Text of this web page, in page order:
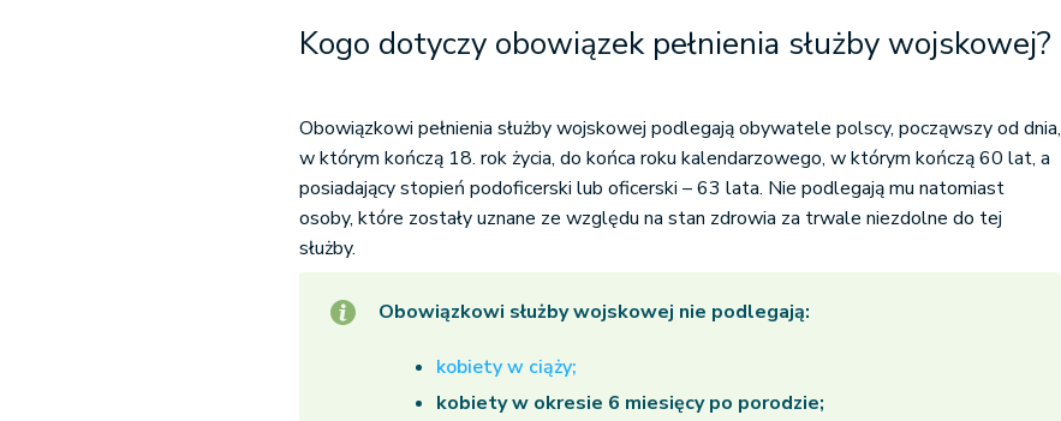
Kogo dotyczy obowiązek pełnienia służby wojskowej?
Obowiązkowi pełnienia służby wojskowej podlegają obywatele polscy, począwszy od dnia,
w którym kończą 18. rok życia, do końca roku kalendarzowego, w którym kończą 60 lat, a
posiadający stopień podoficerski lub oficerski – 63 lata. Nie podlegają mu natomiast
osoby, które zostały uznane ze względu na stan zdrowia za trwale niezdolne do tej
służby.
Obowiązkowi służby wojskowej nie podlegają:
kobiety w ciąży;
kobiety w okresie 6 miesięcy po porodzie;